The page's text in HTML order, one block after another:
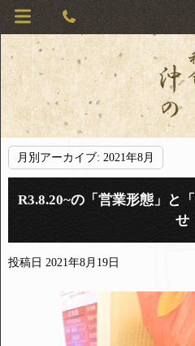
月別アーカイブ: 2021年8月
R3.8.20~の「営業形態」と
せ
投稿日 2021年8月19日